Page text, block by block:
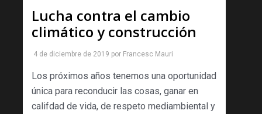
Lucha contra el cambio
climático y construcción
4 de diciembre de 2019 por Francesc Mauri
Los próximos años tenemos una oportunidad
única para reconducir las cosas, ganar en
califdad de vida, de respeto mediambiental y